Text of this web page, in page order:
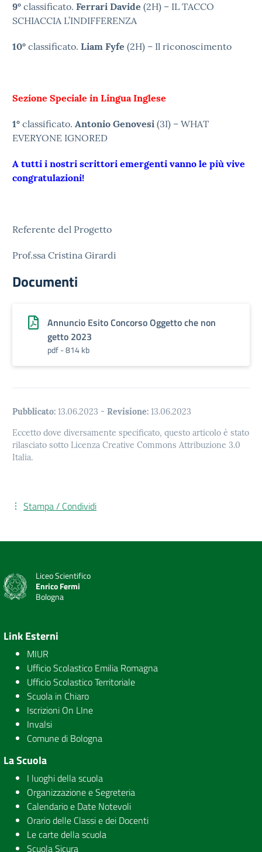
9° classificato. Ferrari Davide (2H) – IL TACCO
SCHIACCIA L’INDIFFERENZA
10° classificato. Liam Fyfe (2H) – Il riconoscimento
Sezione Speciale in Lingua Inglese
1° classificato. Antonio Genovesi (3I) – WHAT
EVERYONE IGNORED
A tutti i nostri scrittori emergenti vanno le più vive
congratulazioni!
Referente del Progetto
Prof.ssa Cristina Girardi
Documenti
Annuncio Esito Concorso Oggetto che non
getto 2023
pdf - 814 kb
Pubblicato: 13.06.2023 - Revisione: 13.06.2023
Eccetto dove diversamente specificato, questo articolo è stato
rilasciato sotto Licenza Creative Commons Attribuzione 3.0
Italia.
Stampa / Condividi
Liceo Scientifico
Enrico Fermi
Bologna
Link Esterni
MIUR
Ufficio Scolastico Emilia Romagna
Ufficio Scolastico Territoriale
Scuola in Chiaro
Iscrizioni On LIne
Invalsi
Comune di Bologna
La Scuola
I luoghi della scuola
Organizzazione e Segreteria
Calendario e Date Notevoli
Orario delle Classi e dei Docenti
Le carte della scuola
Scuola Sicura